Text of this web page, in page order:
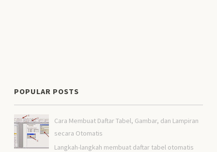
POPULAR POSTS
Cara Membuat Daftar Tabel, Gambar, dan Lampiran
secara Otomatis
Langkah-langkah membuat daftar tabel otomatis